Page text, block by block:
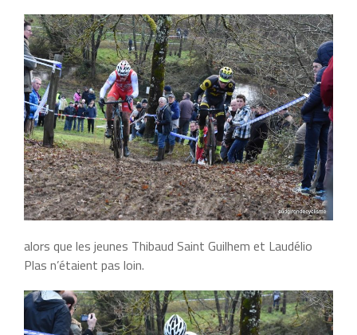
alors que les jeunes Thibaud Saint Guilhem et Laudélio
Plas n’étaient pas loin.